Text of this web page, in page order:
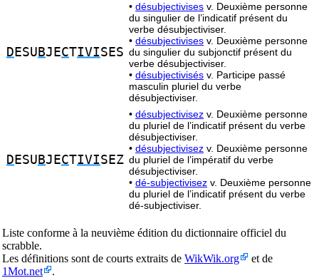
D ESU BJECTIVISES
• désubjectivises v. Deuxième personne
du singulier de l’indicatif présent du
verbe désubjectiviser.
• désubjectivises v. Deuxième personne
du singulier du subjonctif présent du
verbe désubjectiviser.
• désubjectivisés v. Participe passé
masculin pluriel du verbe
désubjectiviser.
D ESU BJECTIVISEZ
• désubjectivisez v. Deuxième personne
du pluriel de l’indicatif présent du verbe
désubjectiviser.
• désubjectivisez v. Deuxième personne
du pluriel de l’impératif du verbe
désubjectiviser.
• dé-subjectivisez v. Deuxième personne
du pluriel de l’indicatif présent du verbe
dé-subjectiviser.
Liste conforme à la neuvième édition du dictionnaire officiel du
scrabble.
Les définitions sont de courts extraits de WikWik.org
et de
1Mot.net
.